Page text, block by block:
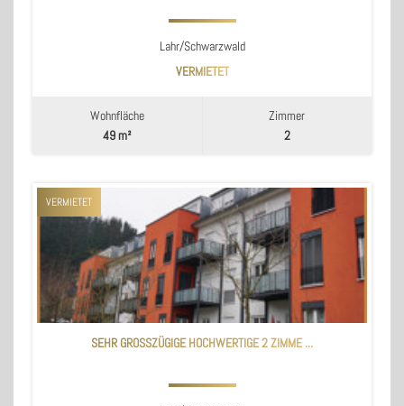
Lahr/Schwarzwald
VERMIETET
Wohnfläche
49 m²
Zimmer
2
VERMIETET
SEHR GROSSZÜGIGE HOCHWERTIGE 2 ZIMME ...